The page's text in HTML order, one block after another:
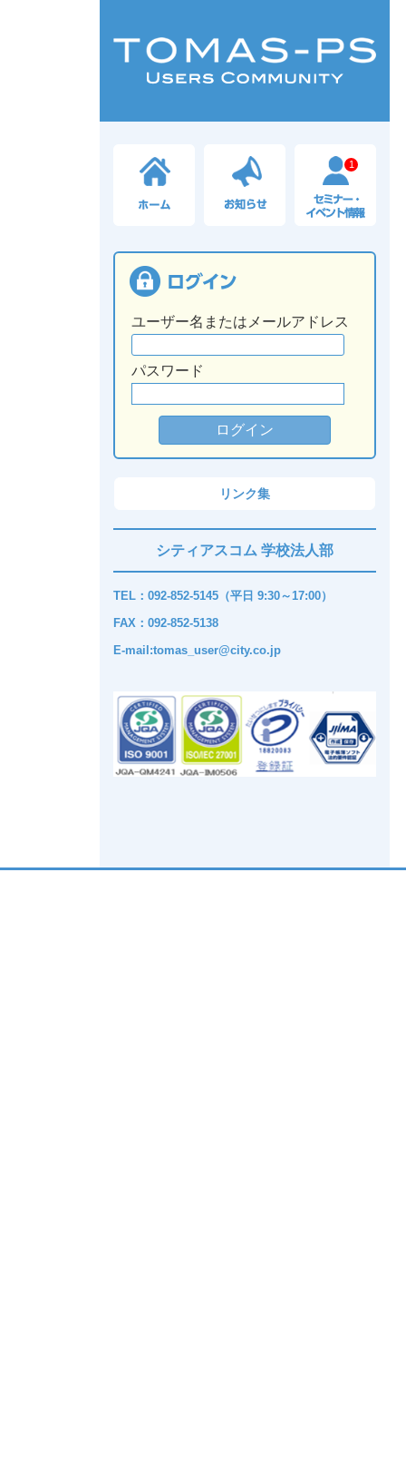
1
ユーザー名またはメールアドレス
パスワード
リンク集
シティアスコム 学校法人部
TEL：092-852-5145（平日 9:30～17:00）
FAX：092-852-5138
E-mail:tomas_user@city.co.jp